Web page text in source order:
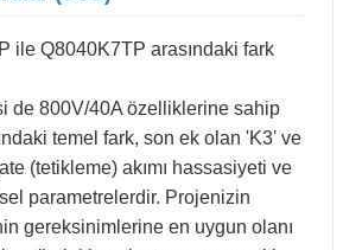
ile Q8040K7TP arasındaki fark
de 800V/40A özelliklerine sahip
temel fark, son ek olan 'K3' ve
(tetikleme) akımı hassasiyeti ve
parametrelerdir. Projenizin
gereksinimlerine en uygun olanı